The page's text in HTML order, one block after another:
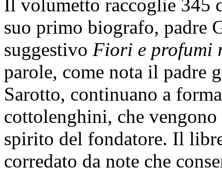
Il volumetto raccoglie 345
suo primo biografo, padre
suggestivo Fiori e profumi
parole, come nota il padre
Sarotto, continuano a
cottolenghini, che
spirito del fondatore. Il
corredato da note che